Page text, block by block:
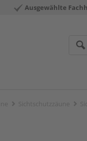
Ausgewählte